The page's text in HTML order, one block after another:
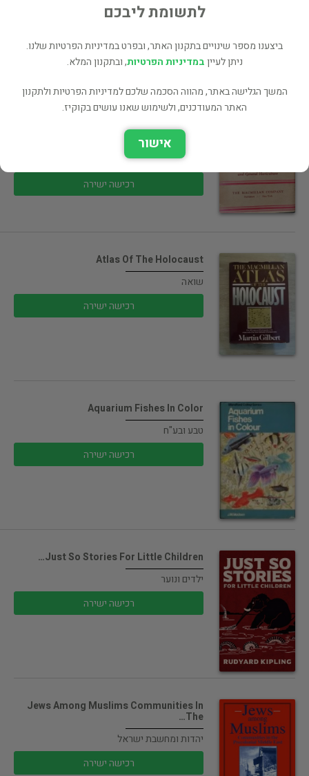
HORTUS SECOND Dicionary of
Gardening &…
חקלאות ואגרונומיה
רכישה ישירה
Atlas Of The Holocaust
שואה
רכישה ישירה
Aquarium Fishes In Color
טבע ובע"ח
רכישה ישירה
Just So Stories For Little Children…
ילדים ונוער
רכישה ישירה
Jews Among Muslims Communities In
The…
יהדות ומחשבת ישראל
רכישה ישירה
לתשומת ליבכם
ביצענו מספר שינויים בתקנון האתר, ובפרט במדיניות הפרטיות שלנו.
ניתן לעייןבמדיניות הפרטיות, ובתקנון המלא.
המשך הגלישה באתר, מהווה הסכמה שלכם למדיניות הפרטיות ולתקנון
האתר המעודכנים, ולשימוש שאנו עושים בקוקיז.
אישור